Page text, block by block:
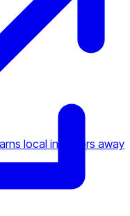
local investors away